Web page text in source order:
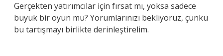
Gerçekten yatırımcılar için fırsat mı, yoksa sadece
büyük bir oyun mu? Yorumlarınızı bekliyoruz, çünkü
bu tartışmayı birlikte derinleştirelim.